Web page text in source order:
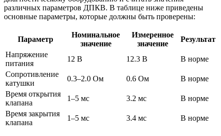
различных параметров ДПКВ. В таблице ниже приведены
основные параметры, которые должны быть проверены:
Параметр
Номинальное
значение
Измеренное
значение
Результат
Напряжение
питания
12 В 12.3 В
В норме
Сопротивление
катушки
0.3–2.0 Ом 0.6 Ом
В норме
Время открытия
клапана
1–5 мс 3.2 мс
В норме
Время закрытия
клапана
1–5 мс 3.4 мс В норме